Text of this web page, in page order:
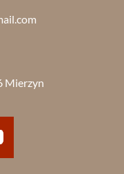
Mierzyn